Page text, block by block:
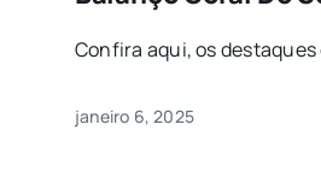
Confira aqui, os
janeiro 6, 2025